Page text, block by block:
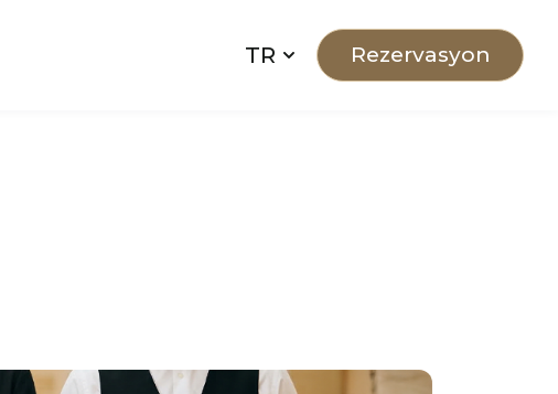
Rezervasyon
TR